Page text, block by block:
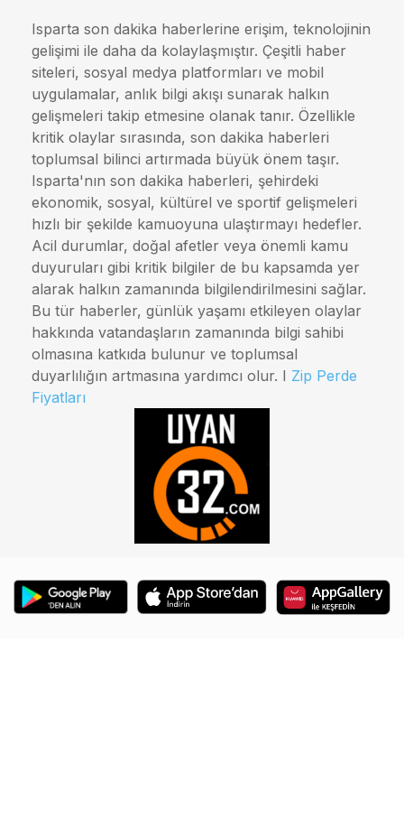
Isparta son dakika haberlerine erişim, teknolojinin
gelişimi ile daha da kolaylaşmıştır. Çeşitli haber
siteleri, sosyal medya platformları ve mobil
uygulamalar, anlık bilgi akışı sunarak halkın
gelişmeleri takip etmesine olanak tanır. Özellikle
kritik olaylar sırasında, son dakika haberleri
toplumsal bilinci artırmada büyük önem taşır.
Isparta'nın son dakika haberleri, şehirdeki
ekonomik, sosyal, kültürel ve sportif gelişmeleri
hızlı bir şekilde kamuoyuna ulaştırmayı hedefler.
Acil durumlar, doğal afetler veya önemli kamu
duyuruları gibi kritik bilgiler de bu kapsamda yer
alarak halkın zamanında bilgilendirilmesini sağlar.
Bu tür haberler, günlük yaşamı etkileyen olaylar
hakkında vatandaşların zamanında bilgi sahibi
olmasına katkıda bulunur ve toplumsal
duyarlılığın artmasına yardımcı olur. I Zip Perde
Fiyatları